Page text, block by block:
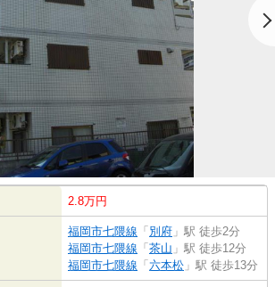
2.8万円
福岡市七隈線 「 別府 」駅 徒歩2分
福岡市七隈線 「 茶山 」駅 徒歩12分
福岡市七隈線 「 六本松 」駅 徒歩13分